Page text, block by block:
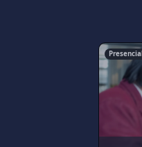
Presencial